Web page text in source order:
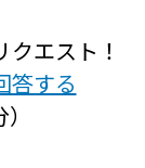
エスト！
答する